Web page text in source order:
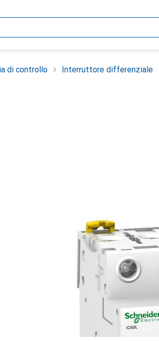
di controllo Interruttore differenziale